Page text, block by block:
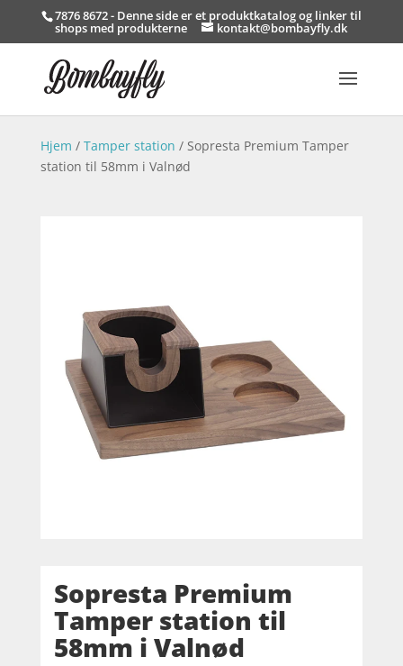
7876 8672 - Denne side er et produktkatalog og linker til
shops med produkterne kontakt@bombayfly.dk
Hjem / Tamper station / Sopresta Premium Tamper
station til 58mm i Valnød
Sopresta Premium
Tamper station til
58mm i Valnød